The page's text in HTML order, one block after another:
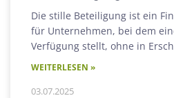
Die stille Beteiligung ist ein
für Unternehmen, bei dem
Verfügung stellt, ohne in
WEITERLESEN »
03.07.2025